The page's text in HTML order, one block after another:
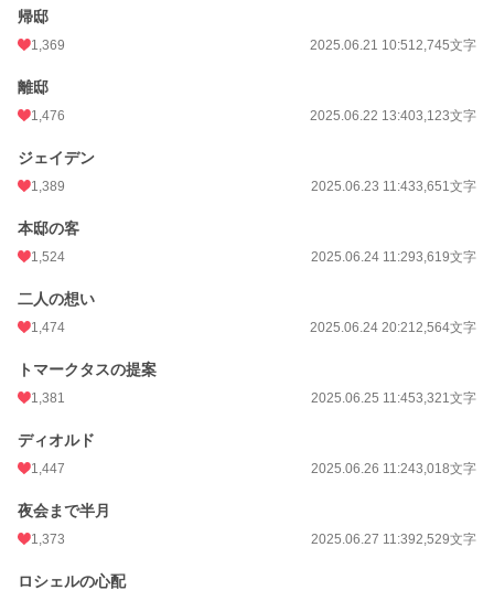
帰邸
1,369 2025.06.21 10:512,745文字
離邸
1,476 2025.06.22 13:403,123文字
ジェイデン
1,389 2025.06.23 11:433,651文字
本邸の客
1,524 2025.06.24 11:293,619文字
二人の想い
1,474 2025.06.24 20:212,564文字
トマークタスの提案
1,381 2025.06.25 11:453,321文字
ディオルド
1,447 2025.06.26 11:243,018文字
夜会まで半月
1,373 2025.06.27 11:392,529文字
ロシェルの心配